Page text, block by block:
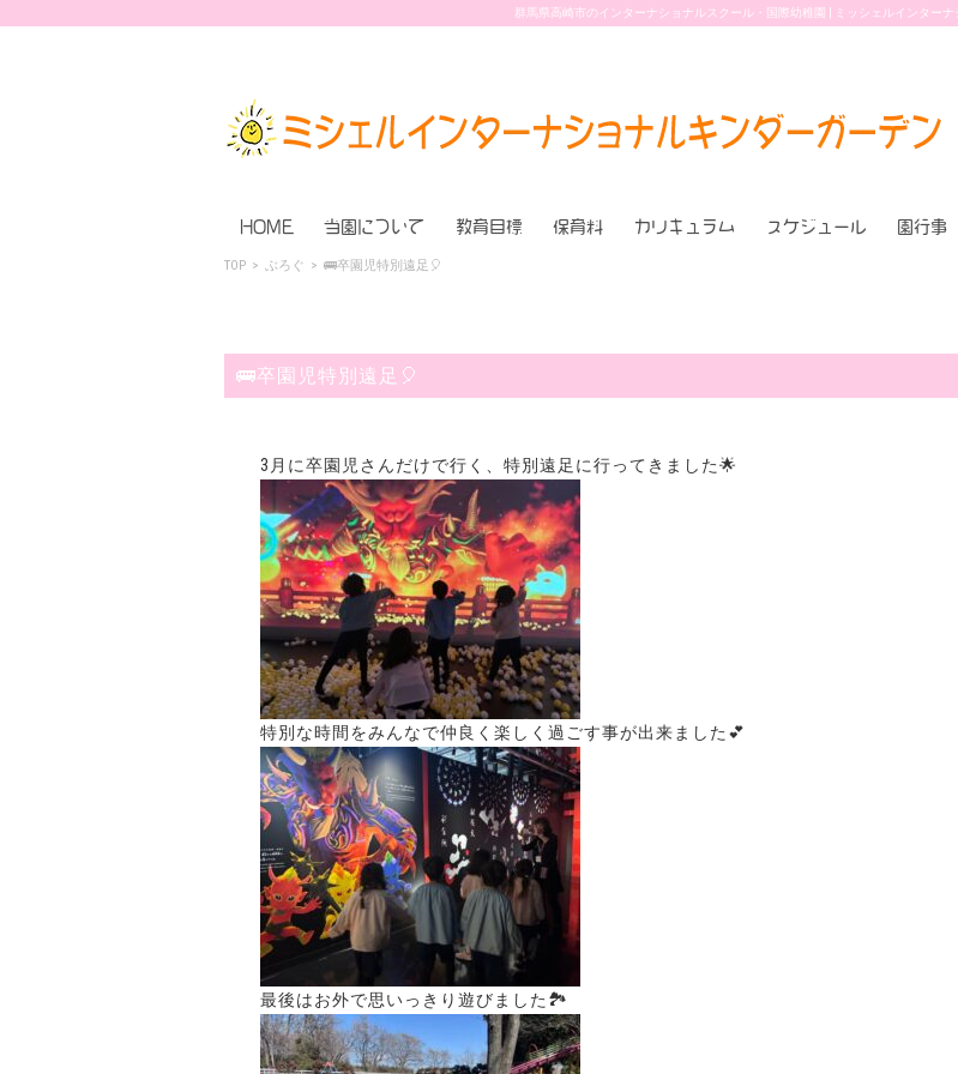
群馬県高崎市のインターナショナルスクール・国際幼稚園 | ミッシェルインター
HOME 当園について 教育目標 保育料 カリキュラム スケジュール 園行事
TOP > ぶろぐ > 🚌卒園児特別遠足🎈
🚌卒園児特別遠足🎈
3月に卒園児さんだけで行く、特別遠足に行ってきました🌟
特別な時間をみんなで仲良く楽しく過ごす事が出来ました💕
最後はお外で思いっきり遊びました🏞